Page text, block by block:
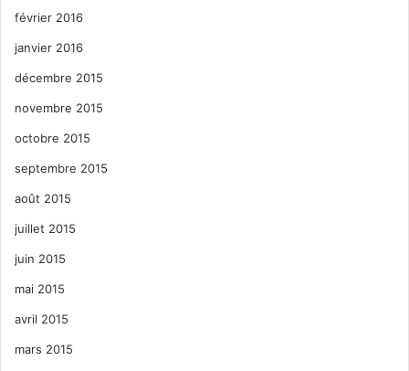
février 2016
janvier 2016
décembre 2015
novembre 2015
octobre 2015
septembre 2015
août 2015
juillet 2015
juin 2015
mai 2015
avril 2015
mars 2015